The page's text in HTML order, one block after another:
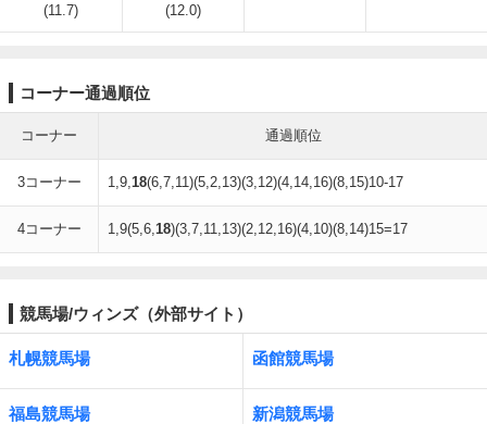
(11.7)
(12.0)
コーナー通過順位
コーナー 通過順位
3コーナー 1,9,18(6,7,11)(5,2,13)(3,12)(4,14,16)(8,15)10-17
4コーナー 1,9(5,6,18)(3,7,11,13)(2,12,16)(4,10)(8,14)15=17
競馬場/ウィンズ（外部サイト）
札幌競馬場 函館競馬場
福島競馬場 新潟競馬場